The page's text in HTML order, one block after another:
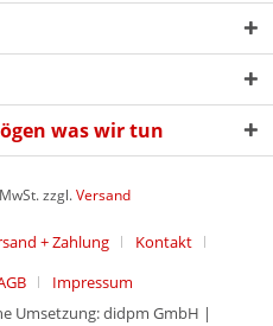
was wir tun
zzgl.Versand
+ Zahlung
Kontakt
Impressum
Umsetzung: didpm GmbH |